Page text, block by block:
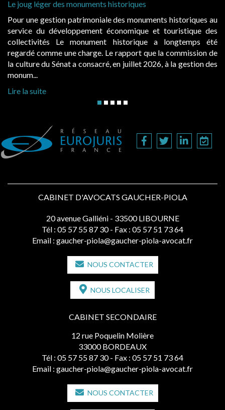
léger des monuments historiques
une gestion patrimoniale des monuments historiques au
du développement économique et touristique des
Le monument historique a longtemps été
comme une charge. Le rapport que la commission de
du Sénat a consacré, en juillet 2026, à la gestion des
suite
public,
CABINET D'AVOCATS GAUCHER-PIOLA
20 avenue Galliéni - 33500 LIBOURNE
Tél : 05 57 55 87 30 - Fax : 05 57 51 73 64
Email : gaucher-piola@gaucher-piola-avocat.fr
NOUS CONTACTER
NOUS LOCALISER
CABINET SECONDAIRE
12 rue Poquelin Molière
33000 BORDEAUX
Tél : 05 57 55 87 30 - Fax : 05 57 51 73 64
Email : gaucher-piola@gaucher-piola-avocat.fr
NOUS CONTACTER